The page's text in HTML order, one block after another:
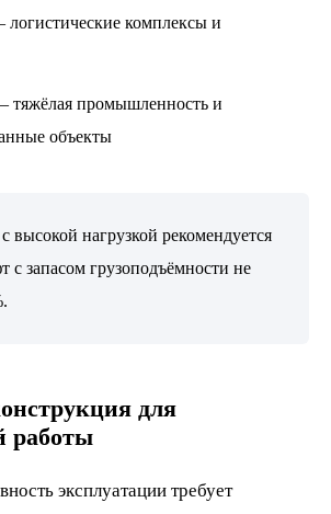
комплексы и
тяжёлая промышленность и
объекты
высокой нагрузкой рекомендуется
с запасом грузоподъёмности не
для
работы
эксплуатации требует